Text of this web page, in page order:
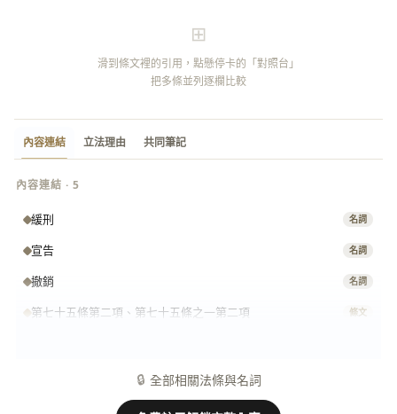
⊞
滑到條文裡的引用，點懸停卡的「對照台」
把多條並列逐欄比較
內容連結 立法理由 共同筆記
內容連結 · 5
緩刑 名詞
宣告 名詞
撤銷 名詞
第七十五條第二項、第七十五條之一第二項 條文
🔒 全部相關法條與名詞